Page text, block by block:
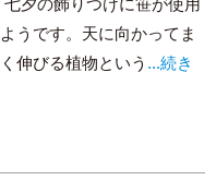
夕の飾りつけに笹が使用
うです。天に向かってま
伸びる植物という ...続き